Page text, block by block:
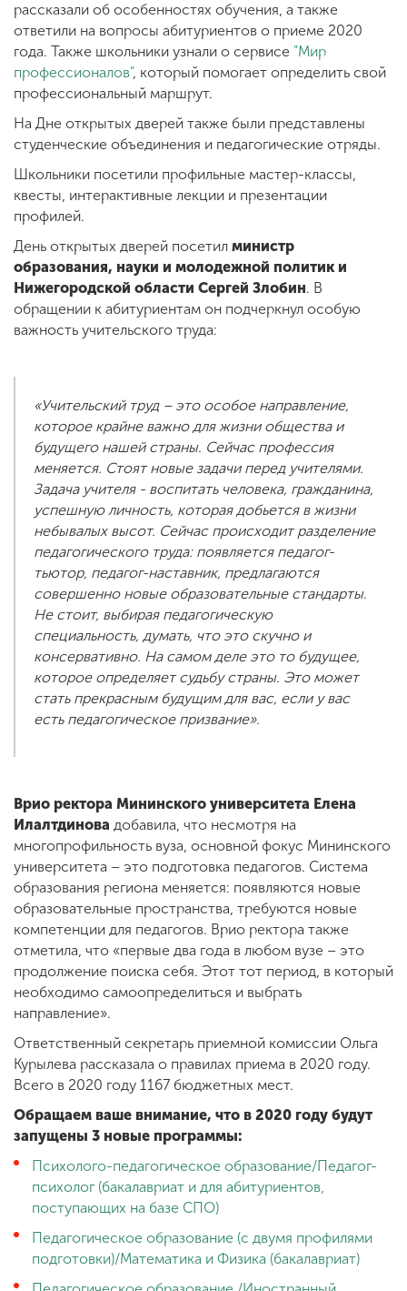
рассказали об особенностях обучения, а также
ответили на вопросы абитуриентов о приеме 2020
года. Также школьники узнали о сервисе "Мир
профессионалов", который помогает определить свой
профессиональный маршрут.
На Дне открытых дверей также были представлены
студенческие объединения и педагогические отряды.
Школьники посетили профильные мастер-классы,
квесты, интерактивные лекции и презентации
профилей.
День открытых дверей посетил министр
образования, науки и молодежной политик и
Нижегородской области Сергей Злобин. В
обращении к абитуриентам он подчеркнул особую
важность учительского труда:
«Учительский труд – это особое направление,
которое крайне важно для жизни общества и
будущего нашей страны. Сейчас профессия
меняется. Стоят новые задачи перед учителями.
Задача учителя - воспитать человека, гражданина,
успешную личность, которая добьется в жизни
небывалых высот. Сейчас происходит разделение
педагогического труда: появляется педагог-
тьютор, педагог-наставник, предлагаются
совершенно новые образовательные стандарты.
Не стоит, выбирая педагогическую
специальность, думать, что это скучно и
консервативно. На самом деле это то будущее,
которое определяет судьбу страны. Это может
стать прекрасным будущим для вас, если у вас
есть педагогическое призвание».
Врио ректора Мининского университета Елена
Илалтдинова добавила, что несмотря на
многопрофильность вуза, основной фокус Мининского
университета – это подготовка педагогов. Система
образования региона меняется: появляются новые
образовательные пространства, требуются новые
компетенции для педагогов. Врио ректора также
отметила, что «первые два года в любом вузе – это
продолжение поиска себя. Этот тот период, в который
необходимо самоопределиться и выбрать
направление».
Ответственный секретарь приемной комиссии Ольга
Курылева рассказала о правилах приема в 2020 году.
Всего в 2020 году 1167 бюджетных мест.
Обращаем ваше внимание, что в 2020 году будут
запущены 3 новые программы:
Психолого-педагогическое образование/Педагог-
психолог (бакалавриат и для абитуриентов,
поступающих на базе СПО)
Педагогическое образование (с двумя профилями
подготовки)/Математика и Физика (бакалавриат)